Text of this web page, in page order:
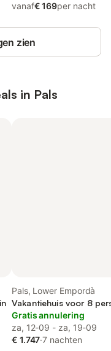
vanaf€ 169per nacht
zien
in Pals
Pals, Lower Empordà
Vakantiehuis voor 8
Gratis annulering
za, 12-09 - za, 19-09
€ 1.747·7 nachten